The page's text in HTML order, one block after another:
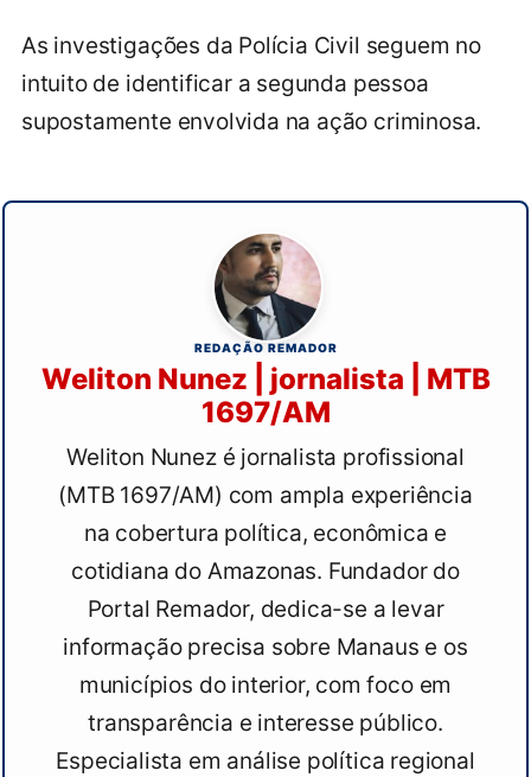
As investigações da Polícia Civil seguem no
intuito de identificar a segunda pessoa
supostamente envolvida na ação criminosa.
REDAÇÃO REMADOR
Weliton Nunez | jornalista | MTB
1697/AM
Weliton Nunez é jornalista profissional
(MTB 1697/AM) com ampla experiência
na cobertura política, econômica e
cotidiana do Amazonas. Fundador do
Portal Remador, dedica-se a levar
informação precisa sobre Manaus e os
municípios do interior, com foco em
transparência e interesse público.
Especialista em análise política regional